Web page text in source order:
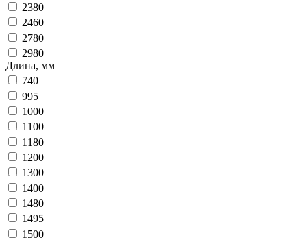
2380
2460
2780
2980
Длина, мм
740
995
1000
1100
1180
1200
1300
1400
1480
1495
1500